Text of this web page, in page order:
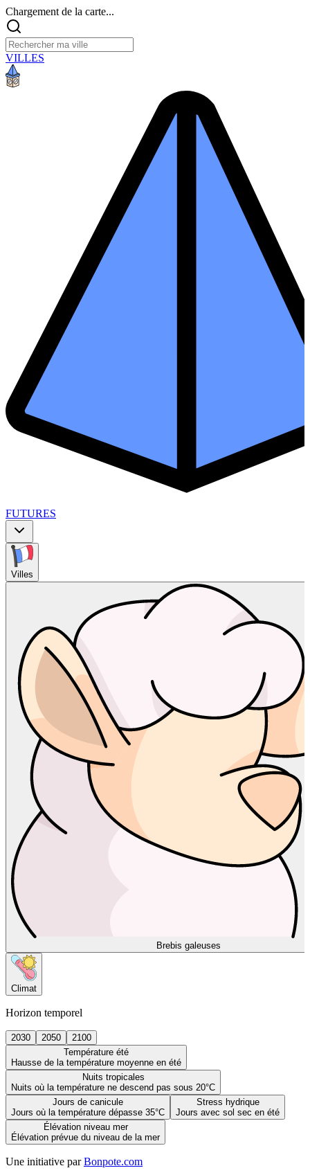
Chargement de la carte...
VILLES
FUTURES
Villes
Brebis galeuses
Climat
Horizon temporel
2030 2050
2100
Température été
Hausse de la température moyenne en été
Nuits tropicales
Nuits où la température ne descend pas sous 20°C
Jours de canicule
Jours où la température dépasse 35°C
Stress hydrique
Jours avec sol sec en été
Élévation niveau mer
Élévation prévue du niveau de la mer
Une initiative par Bonpote.com